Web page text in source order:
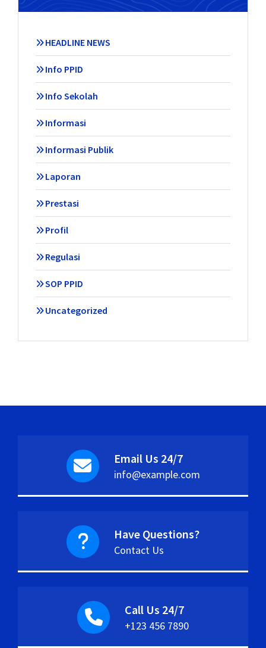
HEADLINE NEWS
Info PPID
Info Sekolah
Informasi
Informasi Publik
Laporan
Prestasi
Profil
Regulasi
SOP PPID
Uncategorized
Email Us 24/7
info@example.com
Have Questions?
Contact Us
Call Us 24/7
+123 456 7890